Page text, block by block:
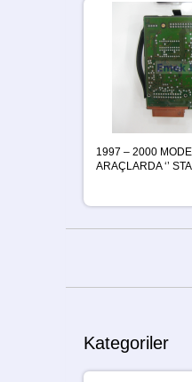
1997 – 2000
ARAÇLARDA ‘’
Kategoriler